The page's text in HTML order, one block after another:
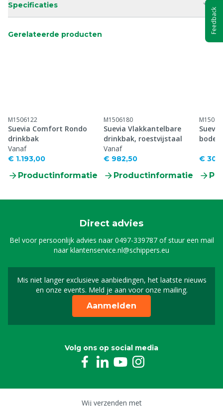
Specificaties
Gerelateerde producten
M1506122
Suevia Comfort Rondo
drinkbak
Vanaf
€ 1.193,00
Productinformatie
M1506180
Suevia Vlakkantelbare
drinkbak, roestvijstaal
Vanaf
€ 982,50
Productinformatie
€
Direct advies
Bel voor persoonlijk advies naar0497-339787of stuur een mail
naarklantenservice.nl@schippers.eu
Mis niet langer exclusieve aanbiedingen, het laatste nieuws
en onze events. Meld je aan voor onze mailing.
Schrijf je in voor onze
Aanmelden
Volg ons op social media
Wij verzenden met
Feedback